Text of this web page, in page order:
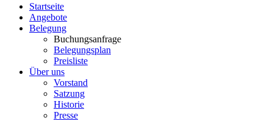
Startseite
Angebote
Belegung
Buchungsanfrage
Belegungsplan
Preisliste
Über uns
Vorstand
Satzung
Historie
Presse